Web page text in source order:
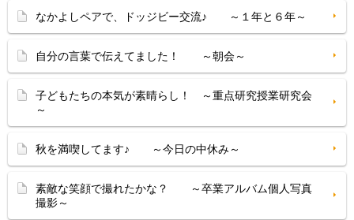
なかよしペアで、ドッジビー交流♪ ～１年と６年～
自分の言葉で伝えてました！ ～朝会～
子どもたちの本気が素晴らし！ ～重点研究授業研究会
～
秋を満喫してます♪ ～今日の中休み～
素敵な笑顔で撮れたかな？ ～卒業アルバム個人写真
撮影～